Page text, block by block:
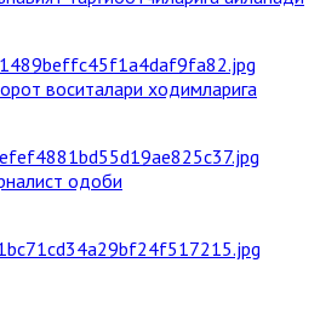
воситалари ходимларига
одоби